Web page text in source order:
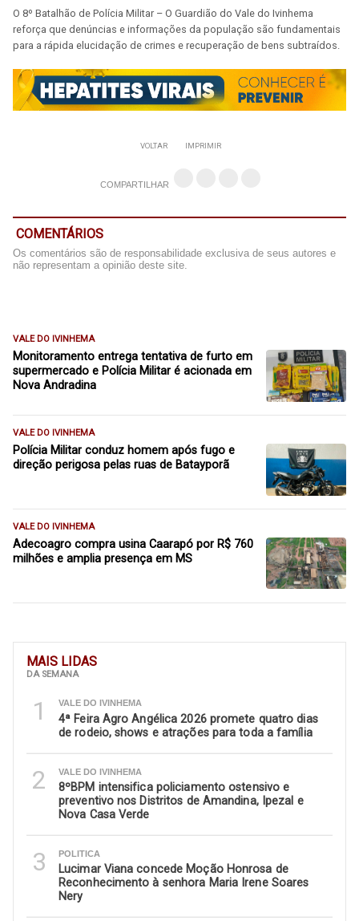
MAIS LIDAS
DA SEMANA
1 VALE DO IVINHEMA
4ª Feira Agro Angélica 2026 promete quatro dias
de rodeio, shows e atrações para toda a família
2 VALE DO IVINHEMA
8ºBPM intensifica policiamento ostensivo e
preventivo nos Distritos de Amandina, Ipezal e
Nova Casa Verde
3 POLITICA
Lucimar Viana concede Moção Honrosa de
Reconhecimento à senhora Maria Irene Soares
Nery
O 8º Batalhão de Polícia Militar – O Guardião do Vale do Ivinhema
reforça que denúncias e informações da população são fundamentais
para a rápida elucidação de crimes e recuperação de bens subtraídos.
VOLTAR IMPRIMIR
COMPARTILHAR
COMENTÁRIOS
Os comentários são de responsabilidade exclusiva de seus autores e
não representam a opinião deste site.
VALE DO IVINHEMA
Monitoramento entrega tentativa de furto em
supermercado e Polícia Militar é acionada em
Nova Andradina
VALE DO IVINHEMA
Polícia Militar conduz homem após fugo e
direção perigosa pelas ruas de Batayporã
VALE DO IVINHEMA
Adecoagro compra usina Caarapó por R$ 760
milhões e amplia presença em MS